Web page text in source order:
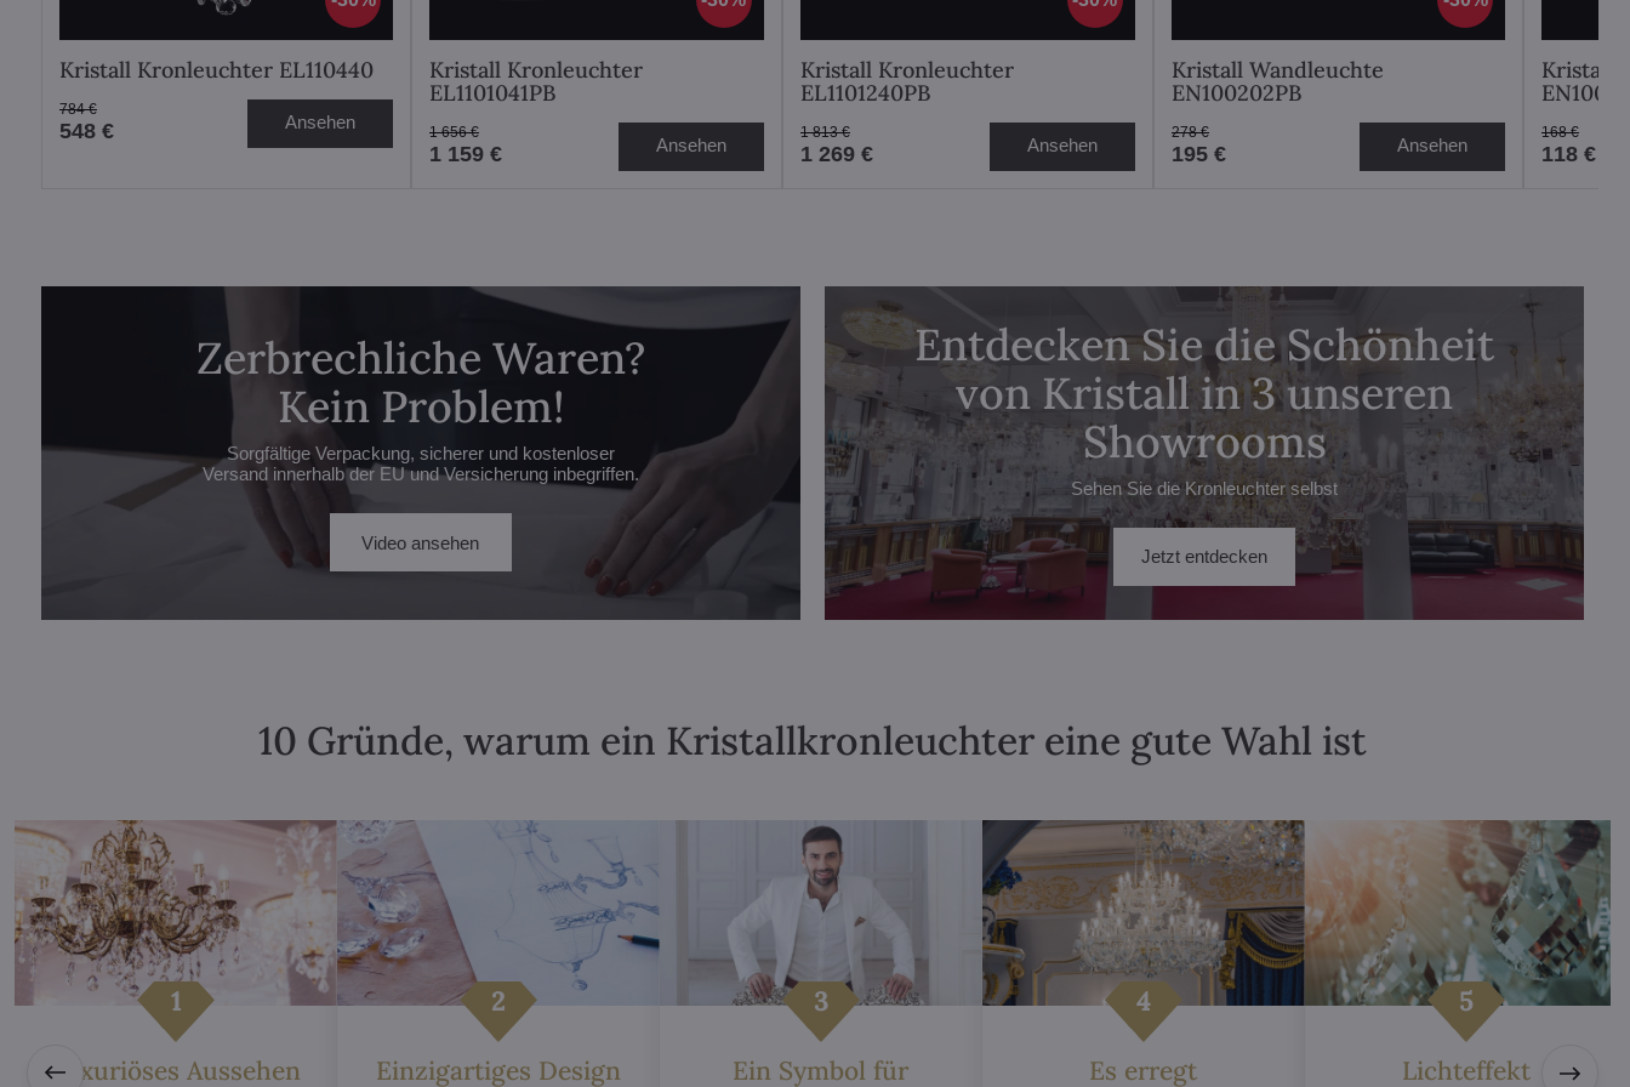
Kristall Kronleuchter EL110440
548 €
784 €
Ansehen
Kristall Kronleuchter
EL1101041PB
1 159 €
1 656 €
Ansehen
Kristall Kronleuchter
EL1101240PB
1 269 €
1 813 €
Ansehen
Kristall Wandleuchte
EN100202PB
195 €
278 €
Ansehen
Kristall
118 €
168 €
Zerbrechliche Waren?
Kein Problem!
Sorgfältige Verpackung, sicherer und kostenloser
Versand innerhalb der EU und Versicherung inbegriffen.
Video ansehen
Entdecken Sie die Schönheit
von Kristall in 3 unseren
Showrooms
Sehen Sie die Kronleuchter selbst
Jetzt entdecken
10 Gründe, warum ein Kristallkronleuchter eine gute Wahl ist
Luxuriöses Aussehen Einzigartiges Design
Ein Symbol für
Es erregt
Lichteffekt